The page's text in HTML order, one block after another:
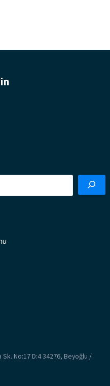
Sk. No:17 D:4 34276, Beyoğlu /